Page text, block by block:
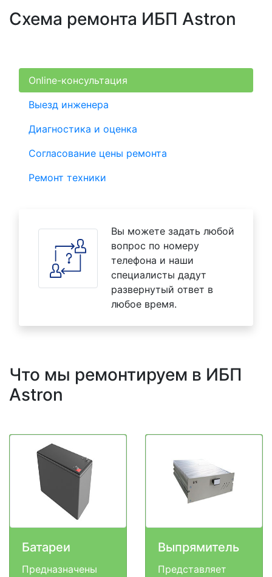
Схема ремонта ИБП Astron
Online-консультация
Выезд инженера
Диагностика и оценка
Согласование цены ремонта
Ремонт техники
Вы можете задать любой
вопрос по номеру
телефона и наши
специалисты дадут
развернутый ответ в
любое время.
Что мы ремонтируем в ИБП
Astron
Батареи
Предназначены
Выпрямитель
Представляет